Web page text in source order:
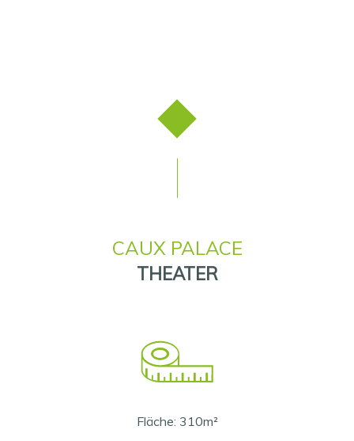
CAUX PALACE
THEATER
Fläche: 310m²